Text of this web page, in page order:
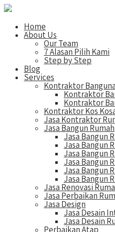
Home
About Us
Our Team
7 Alasan Pilih Kami
Step by Step
Blog
Services
Kontraktor
Kontraktor
Kontraktor
Kontraktor Kos
Jasa Kontraktor
Jasa Bangun Rumah
Jasa Bangun
Jasa Bangun
Jasa Bangun
Jasa Bangun
Jasa Bangun
Jasa Bangun
Jasa Renovasi
Jasa Perbaikan
Jasa Design
Jasa Desain
Jasa Desain
Perbaikan Atap